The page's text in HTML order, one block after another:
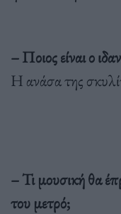
– Ποιος είναι ο
Η ανάσα της
– Τι μουσική θα
του μετρό;